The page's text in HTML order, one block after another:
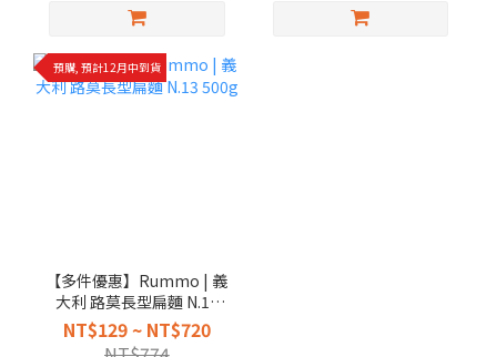
預購, 預計12月中到貨
【多件優惠】Rummo | 義
大利 路莫長型扁麵 N.13
500g
NT$129 ~ NT$720